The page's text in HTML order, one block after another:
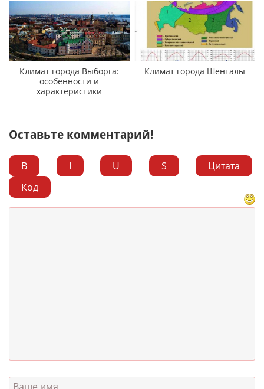
Климат города Выборга:
особенности и
характеристики
Климат города Шенталы
Оставьте комментарий!
B I U S
Цитата
Код